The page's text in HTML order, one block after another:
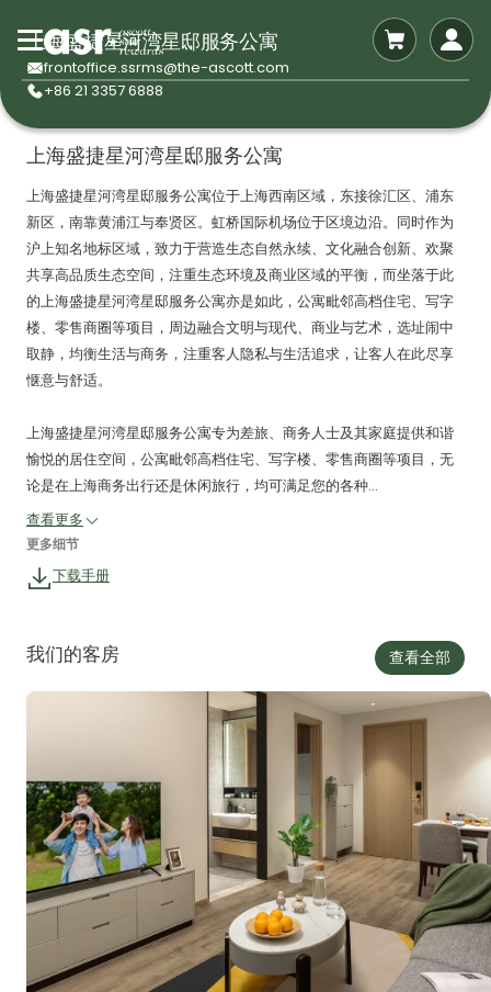
上海盛捷星河湾星邸服务公寓
frontoffice.ssrms@the-ascott.com
+86 21 3357 6888
上海盛捷星河湾星邸服务公寓
上海盛捷星河湾星邸服务公寓位于上海西南区域，东接徐汇区、浦东
新区，南靠黄浦江与奉贤区。虹桥国际机场位于区境边沿。同时作为
沪上知名地标区域，致力于营造生态自然永续、文化融合创新、欢聚
共享高品质生态空间，注重生态环境及商业区域的平衡，而坐落于此
的上海盛捷星河湾星邸服务公寓亦是如此，公寓毗邻高档住宅、写字
楼、零售商圈等项目，周边融合文明与现代、商业与艺术，选址闹中
取静，均衡生活与商务，注重客人隐私与生活追求，让客人在此尽享
惬意与舒适。
上海盛捷星河湾星邸服务公寓专为差旅、商务人士及其家庭提供和谐
愉悦的居住空间，公寓毗邻高档住宅、写字楼、零售商圈等项目，无
论是在上海商务出行还是休闲旅行，均可满足您的各种...
查看更多
更多细节
下载手册
我们的客房 查看全部